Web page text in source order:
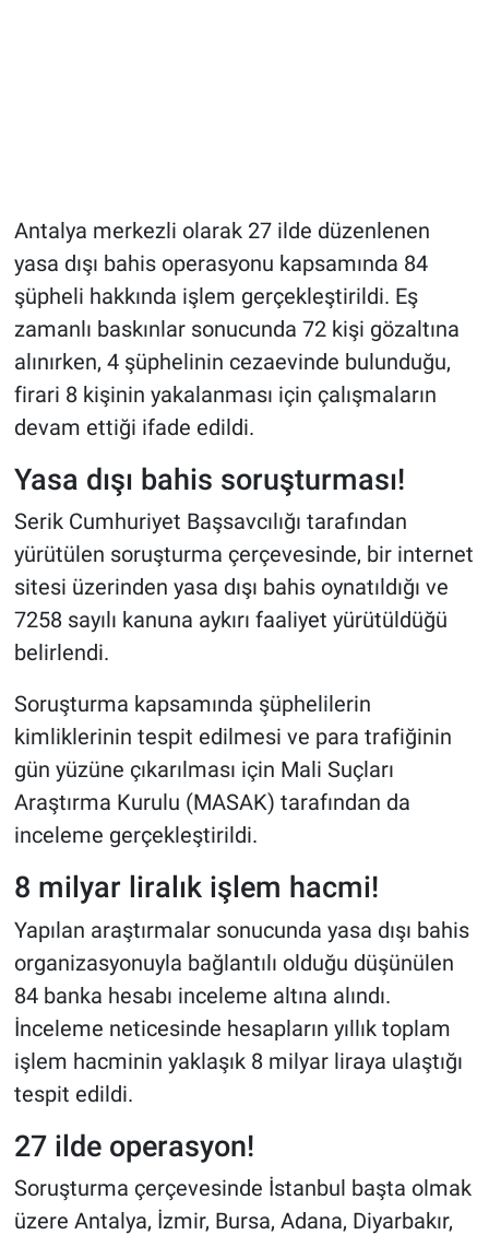
Antalya merkezli olarak 27 ilde düzenlenen
yasa dışı bahis operasyonu kapsamında 84
şüpheli hakkında işlem gerçekleştirildi. Eş
zamanlı baskınlar sonucunda 72 kişi gözaltına
alınırken, 4 şüphelinin cezaevinde bulunduğu,
firari 8 kişinin yakalanması için çalışmaların
devam ettiği ifade edildi.
Yasa dışı bahis soruşturması!
Serik Cumhuriyet Başsavcılığı tarafından
yürütülen soruşturma çerçevesinde, bir internet
sitesi üzerinden yasa dışı bahis oynatıldığı ve
7258 sayılı kanuna aykırı faaliyet yürütüldüğü
belirlendi.
Soruşturma kapsamında şüphelilerin
kimliklerinin tespit edilmesi ve para trafiğinin
gün yüzüne çıkarılması için Mali Suçları
Araştırma Kurulu (MASAK) tarafından da
inceleme gerçekleştirildi.
8 milyar liralık işlem hacmi!
Yapılan araştırmalar sonucunda yasa dışı bahis
organizasyonuyla bağlantılı olduğu düşünülen
84 banka hesabı inceleme altına alındı.
İnceleme neticesinde hesapların yıllık toplam
işlem hacminin yaklaşık 8 milyar liraya ulaştığı
tespit edildi.
27 ilde operasyon!
Soruşturma çerçevesinde İstanbul başta olmak
üzere Antalya, İzmir, Bursa, Adana, Diyarbakır,